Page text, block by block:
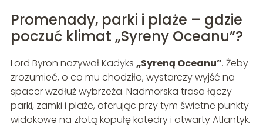
Promenady, parki i plaże – gdzie
poczuć klimat „Syreny Oceanu”?
Lord Byron nazywał Kadyks „Syreną Oceanu”. Żeby
zrozumieć, o co mu chodziło, wystarczy wyjść na
spacer wzdłuż wybrzeża. Nadmorska trasa łączy
parki, zamki i plaże, oferując przy tym świetne punkty
widokowe na złotą kopułę katedry i otwarty Atlantyk.